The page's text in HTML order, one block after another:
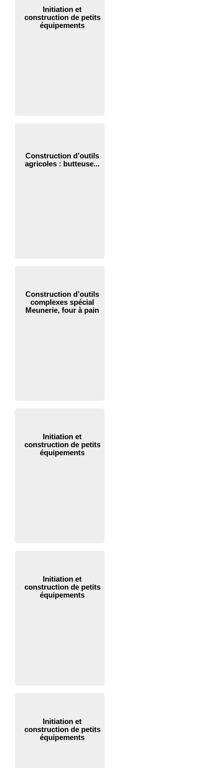
Initiation et
construction de petits
équipements
Construction d’outils
agricoles : butteuse...
Construction d’outils
complexes spécial
Meunerie, four à pain
Initiation et
construction de petits
équipements
Initiation et
construction de petits
équipements
Initiation et
construction de petits
équipements